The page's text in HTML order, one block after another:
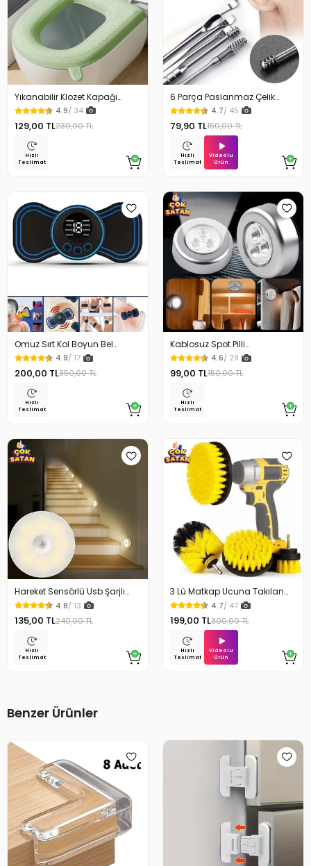
Yıkanabilir Klozet Kapağı
Süngeri Su Geçirmez
4.9/ 34
129,00 TL230,00 TL
Hızlı
Teslimat
6 Parça Paslanmaz Çelik
Kulak Temizleme Seti
4.7/ 45
79,90 TL150,00 TL
Hızlı
Teslimat
Videolu
Ürün
Omuz Sırt Kol Boyun Bel
Kelebek Masaj Aleti
4.9/ 17
200,00 TL350,00 TL
Hızlı
Teslimat
Kablosuz Spot Pilli
Dokunmatik Led Lamba
4.6/ 29
99,00 TL150,00 TL
Hızlı
Teslimat
Hareket Sensörlü Usb Şarjlı
Beyaz Led Işık Lamba
4.8/ 13
135,00 TL240,00 TL
Hızlı
Teslimat
3 Lü Matkap Ucuna Takılan
Temizlik Fırça Seti
4.7/ 47
199,00 TL300,00 TL
Hızlı
Teslimat
Videolu
Ürün
Benzer Ürünler